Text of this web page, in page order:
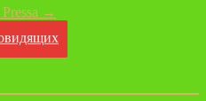
Pressa →